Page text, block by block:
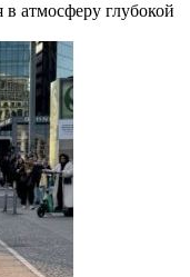
атмосферу глубокой